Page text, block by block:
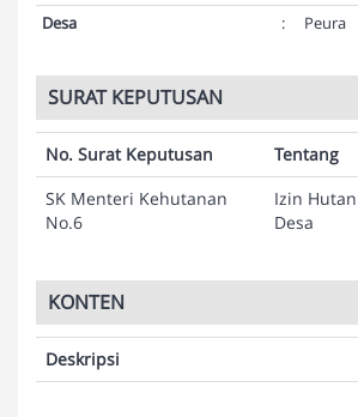
Desa
: Peura
SURAT KEPUTUSAN
No. Surat Keputusan Tentang
SK Menteri Kehutanan
No.6
Izin Hutan
Desa
KONTEN
Deskripsi